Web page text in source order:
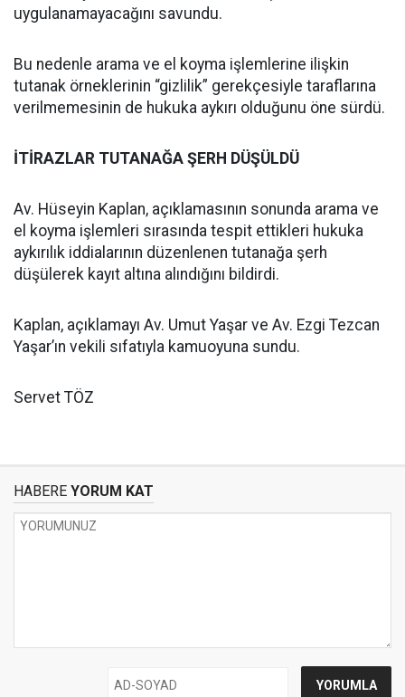
uygulanamayacağını savundu.
Bu nedenle arama ve el koyma işlemlerine ilişkin
tutanak örneklerinin “gizlilik” gerekçesiyle taraflarına
verilmemesinin de hukuka aykırı olduğunu öne sürdü.
İTİRAZLAR TUTANAĞA ŞERH DÜŞÜLDÜ
Av. Hüseyin Kaplan, açıklamasının sonunda arama ve
el koyma işlemleri sırasında tespit ettikleri hukuka
aykırılık iddialarının düzenlenen tutanağa şerh
düşülerek kayıt altına alındığını bildirdi.
Kaplan, açıklamayı Av. Umut Yaşar ve Av. Ezgi Tezcan
Yaşar’ın vekili sıfatıyla kamuoyuna sundu.
Servet TÖZ
HABERE YORUM KAT